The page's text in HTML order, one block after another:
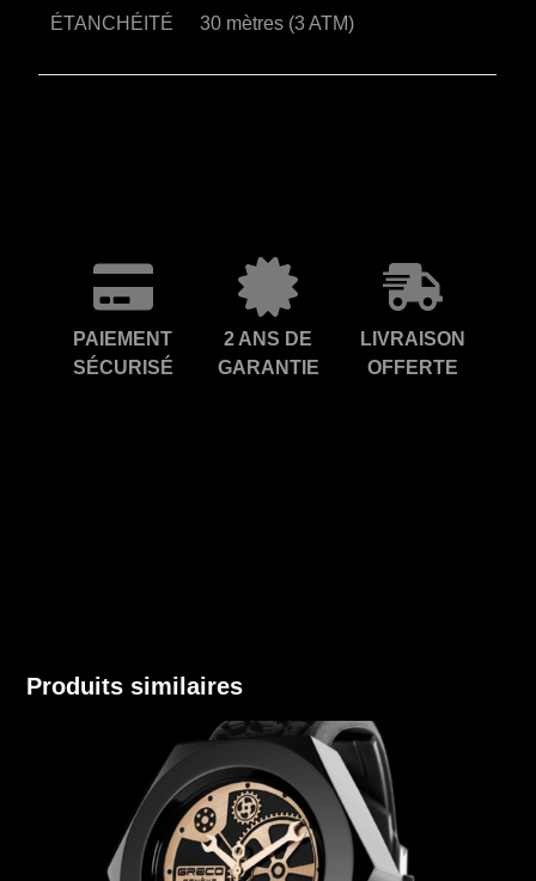
ÉTANCHÉITÉ 30 mètres (3 ATM)
PAIEMENT
SÉCURISÉ
2 ANS DE
GARANTIE
LIVRAISON
OFFERTE
Produits similaires